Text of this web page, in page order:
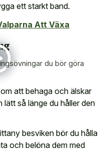
ett starkt band.
Att Växa
du bör göra
att behaga och älskar
lätt så länge du håller den
besviken bör du hålla
och belöna dem med